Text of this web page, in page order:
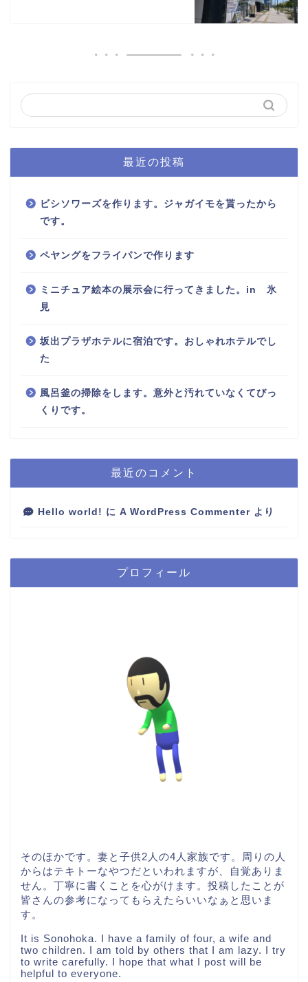
最近の投稿
ビシソワーズを作ります。ジャガイモを貰ったから
です。
ペヤングをフライパンで作ります
ミニチュア絵本の展示会に行ってきました。in 氷
見
坂出プラザホテルに宿泊です。おしゃれホテルでし
た
風呂釜の掃除をします。意外と汚れていなくてびっ
くりです。
最近のコメント
Hello world! に A WordPress Commenter より
プロフィール
そのほかです。妻と子供2人の4人家族です。周りの人
からはテキトーなやつだといわれますが、自覚ありま
せん。丁寧に書くことを心がけます。投稿したことが
皆さんの参考になってもらえたらいいなぁと思いま
す。
It is Sonohoka. I have a family of four, a wife and
two children. I am told by others that I am lazy. I try
to write carefully. I hope that what I post will be
helpful to everyone.